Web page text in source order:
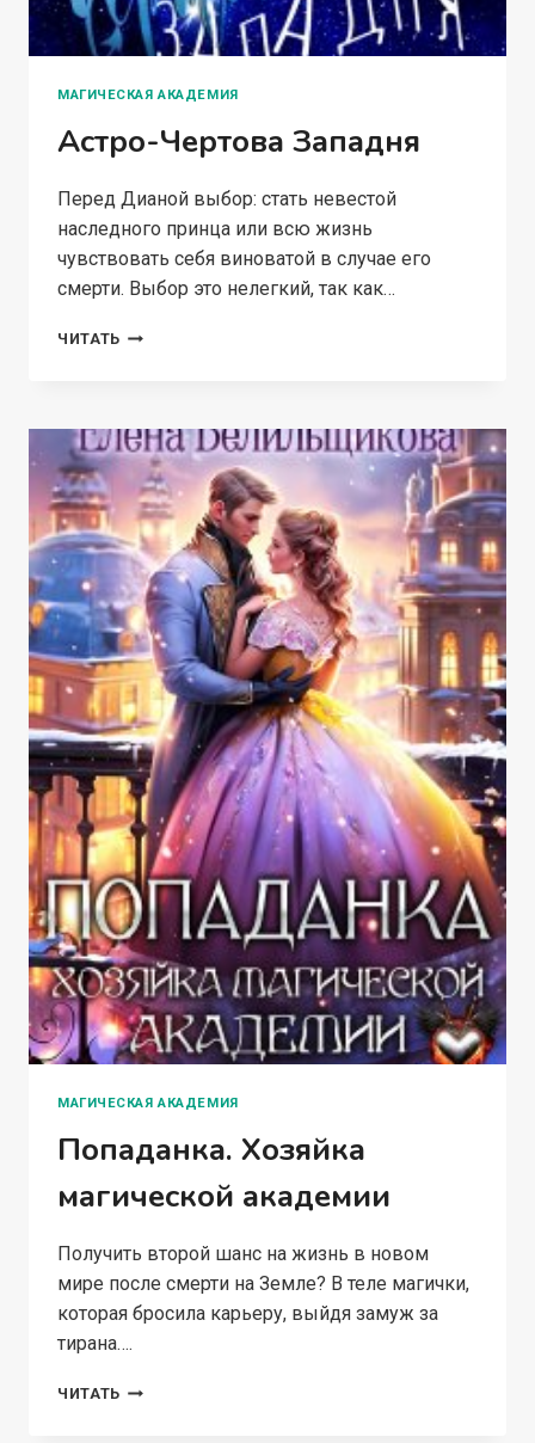
МАГИЧЕСКАЯ АКАДЕМИЯ
Астро-Чертова Западня
Перед Дианой выбор: стать невестой
наследного принца или всю жизнь
чувствовать себя виноватой в случае его
смерти. Выбор это нелегкий, так как…
ЧИТАТЬ АСТРО-
МАГИЧЕСКАЯ АКАДЕМИЯ
Попаданка. Хозяйка
магической академии
Получить второй шанс на жизнь в новом
мире после смерти на Земле? В теле магички,
которая бросила карьеру, выйдя замуж за
тирана….
ЧИТАТЬ ПОПАДАНКА.